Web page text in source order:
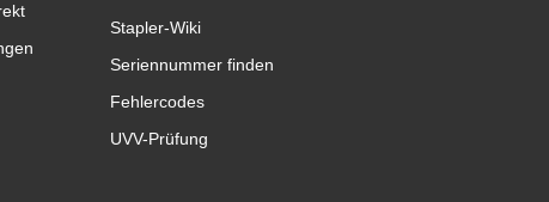
Stapler-Wiki
Seriennummer finden
Fehlercodes
UVV-Prüfung